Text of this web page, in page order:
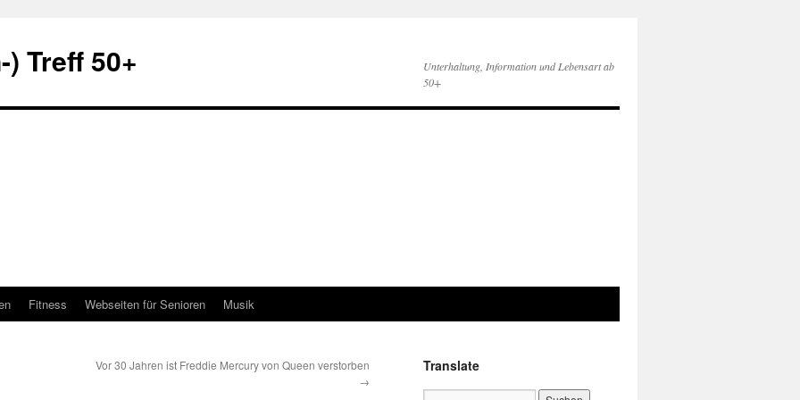
Treff 50+
Unterhaltung, Information und Lebensart ab
50+
Fitness Webseiten für Senioren Musik
Vor 30 Jahren ist Freddie Mercury von Queen verstorben
→
Translate